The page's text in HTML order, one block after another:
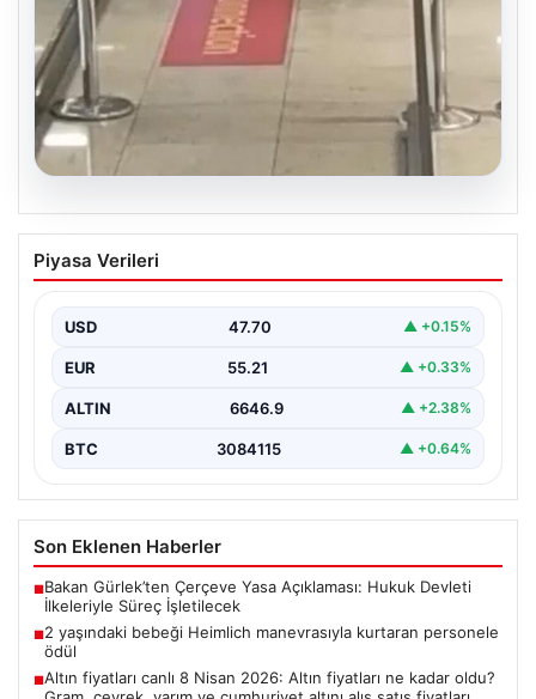
2 yaşındaki bebeği Heimlich
manevrasıyla kurtaran personele ödül
Bebeği Heimlich Manevrası ile Kurtaran Havalimanı
Personeline…
Piyasa Verileri
USD 47.70 ▲ +0.15%
EUR 55.21 ▲ +0.33%
ALTIN 6646.9 ▲ +2.38%
BTC 3084115 ▲ +0.64%
Son Eklenen Haberler
■Bakan Gürlek’ten Çerçeve Yasa Açıklaması: Hukuk Devleti
İlkeleriyle Süreç İşletilecek
■2 yaşındaki bebeği Heimlich manevrasıyla kurtaran personele
ödül
■Altın fiyatları canlı 8 Nisan 2026: Altın fiyatları ne kadar oldu?